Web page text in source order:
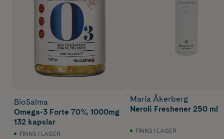
BioSalma
Omega-3 Forte 70% 1000mg
132 kapslar
FINNS I LAGER
Maria Åkerberg
Neroli Freshener 250 ml
FINNS I LAGER